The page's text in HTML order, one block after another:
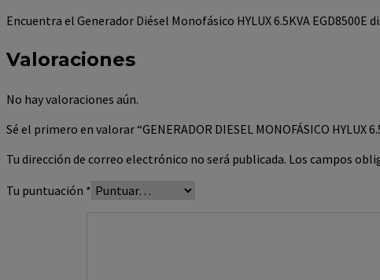
Encuentra el Generador Diésel Monofásico HYLUX 6.5KVA
Valoraciones
No hay valoraciones aún.
Sé el primero en valorar “GENERADOR DIESEL MONOFÁSICO HYLUX
Tu dirección de correo electrónico no será publicada. Los campos
Tu puntuación *